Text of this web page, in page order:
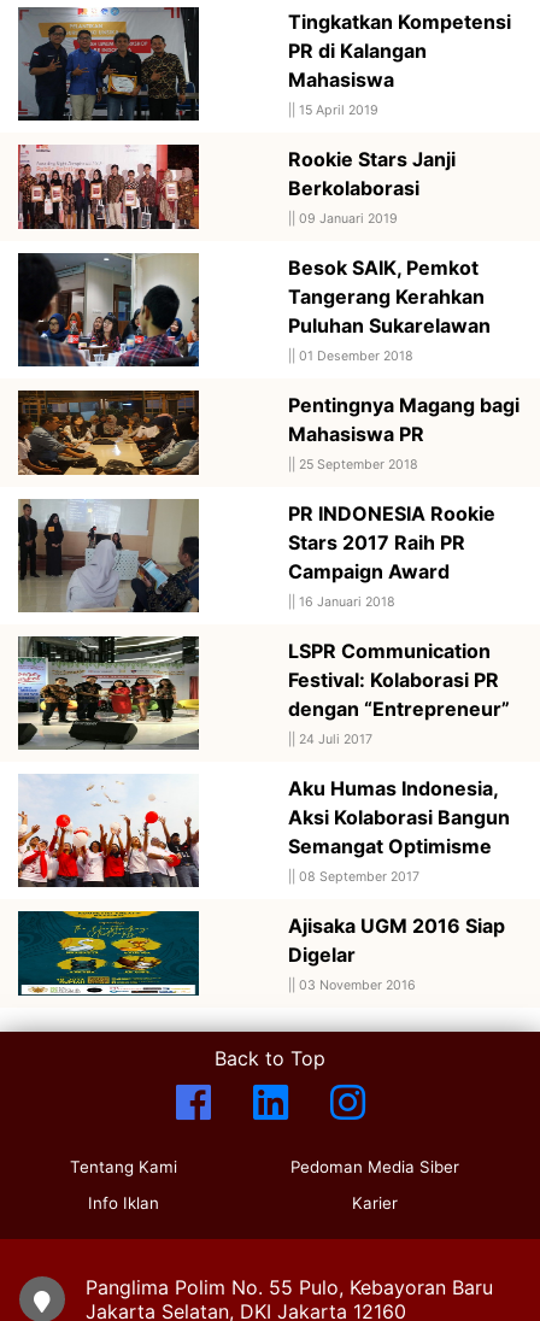
Tingkatkan Kompetensi
PR di Kalangan
Mahasiswa
15 April 2019
Rookie Stars Janji
Berkolaborasi
09 Januari 2019
Besok SAIK, Pemkot
Tangerang Kerahkan
Puluhan Sukarelawan
01 Desember 2018
Pentingnya Magang bagi
Mahasiswa PR
25 September 2018
PR INDONESIA Rookie
Stars 2017 Raih PR
Campaign Award
16 Januari 2018
LSPR Communication
Festival: Kolaborasi PR
dengan “Entrepreneur”
24 Juli 2017
Aku Humas Indonesia,
Aksi Kolaborasi Bangun
Semangat Optimisme
08 September 2017
Ajisaka UGM 2016 Siap
Digelar
03 November 2016
Back to Top
Tentang Kami
Info Iklan
Pedoman Media Siber
Karier
Panglima Polim No. 55 Pulo, Kebayoran Baru
Jakarta Selatan, DKI Jakarta 12160